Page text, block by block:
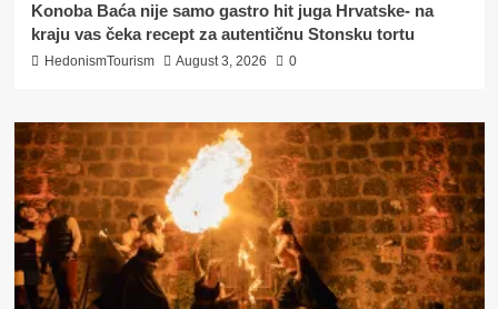
Konoba Baća nije samo gastro hit juga Hrvatske- na
kraju vas čeka recept za autentičnu Stonsku tortu
HedonismTourism August 3, 2026 0